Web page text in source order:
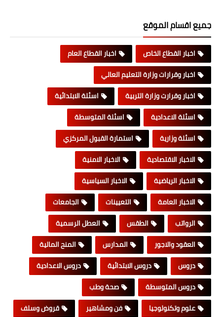
جميع اقسام الموقع
اخبار القطاع الخاص
اخبار القطاع العام
اخبار وقرارات وزارة التعليم العالي
اخبار وقرارت وزارة التربية
اسئلة الابتدائية
اسئلة الاعدادية
اسئلة المتوسطة
اسئلة وزارية
استمارة القبول المركزي
الاخبار الاقتصادية
الاخبار الامنية
الاخبار الرياضية
الاخبار السياسية
الاخبار العامة
التعيينات
الجامعات
الرواتب
الطقس
العطل الرسمية
العقود والاجور
المدارس
المنح المالية
دروس
دروس الابتدائية
دروس الاعدادية
دروس المتوسطة
صحة وطب
علوم وتكنولوجيا
فن ومشاهير
قروض وسلف